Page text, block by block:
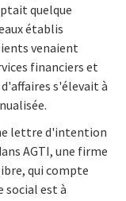
quelque
établis
venaient
financiers et
s'élevait à
lettre d'intention
AGTI, une firme
qui compte
social est à